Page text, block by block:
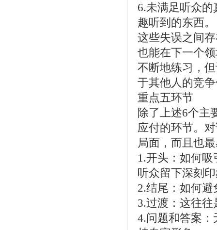
6.未满足听众
趣听到的东西。
这些失误之间
也能在下一个
不断地练习，
于其他人的竞
重点五环节
除了上述6个主
应付的环节。
局面，而且也
1.开头：如何
听众留下深刻
2.结尾：如何
3.过渡：这往
4.问题和答案